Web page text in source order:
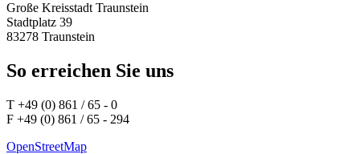
Große Kreisstadt Traunstein
Stadtplatz 39
83278 Traunstein
So erreichen Sie uns
T +49 (0) 861 / 65 - 0
F +49 (0) 861 / 65 - 294
OpenStreetMap